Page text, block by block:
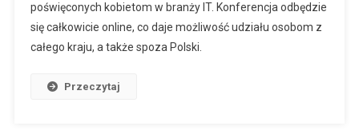
poświęconych kobietom w branży IT. Konferencja odbędzie
się całkowicie online, co daje możliwość udziału osobom z
całego kraju, a także spoza Polski.
Przeczytaj